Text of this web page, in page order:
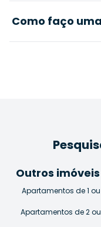
Como faço
Outros
Apartamentos de 1
Apartamentos de 2